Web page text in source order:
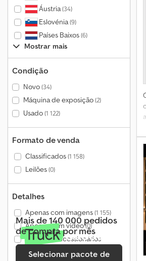
Áustria(34)
Eslovénia(9)
Países Baixos(6)
Mostrar mais
Condição
Novo(34)
Máquina de exposição(2)
Usado(1 122)
Formato de venda
Classificados(1 158)
Leilões(0)
Detalhes
Apenas com imagens(1 155)
Apenas com vídeo(0)
Apenas concessionários
verificados
Mais de 140 000 pedidos
de compra por mês
Selecionar pacote de